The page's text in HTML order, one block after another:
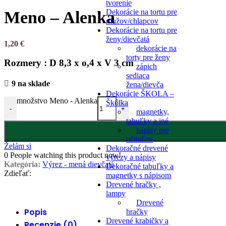
tvorenie
Dekorácie na tortu pre
mužov/chlapcov
Dekorácie na tortu pre
ženy/dievčatá
dekorácie na
torty pre ženy
zápich
sediaca
žena/dievča
Dekorácie ŠKOLA –
Škôlka
magnetky,
tabuľky a iné
nápisy pre
učiteľov
Dekoračné drevené
výrezy a nápisy
Dekoračné tabuľky a
magnetky s nápisom
Drevené hračky ,
lampy
Drevené
hračky
Drevené krabičky a
Meno – Alenka
1,20 €
Rozmery : D 8,3 x o,4 x V 3 cm
9 na sklade
-
množstvo Meno - Alenka
+
Želám si
0 People watching this product now!
Kategória: Výrez - mená dievčatá
Zdieľať:
Popis